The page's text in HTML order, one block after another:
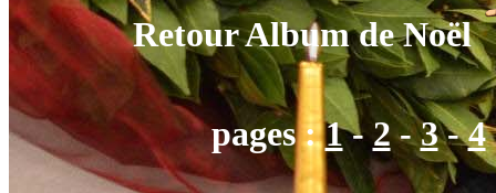
Retour Album de Noël
pages :1-2-3-4